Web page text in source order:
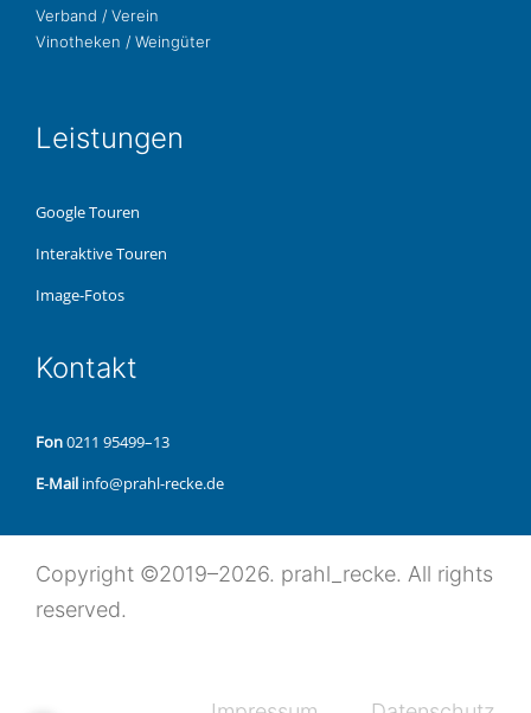
Ver­band / Verein
Vino­the­ken / Weingüter
Leis­tun­gen
Google Touren
Inter­ak­ti­ve Touren
Image-Fotos
Kon­takt
Fon0211 95499–13
E‑Mail info@prahl-recke.de
Copy­right ©2019–2026. prahl_recke. All rights
reserved.